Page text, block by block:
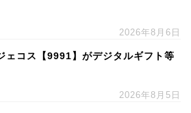
2026年8月6日
ェコス【9991】がデジタルギフト等
2026年8月5日